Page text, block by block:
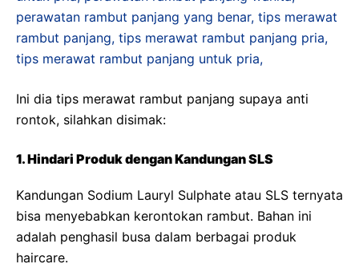
Ini dia tips merawat rambut panjang supaya anti
rontok, silahkan disimak:
1. Hindari Produk dengan Kandungan SLS
Kandungan Sodium Lauryl Sulphate atau SLS ternyata
bisa menyebabkan kerontokan rambut. Bahan ini
adalah penghasil busa dalam berbagai produk
haircare.